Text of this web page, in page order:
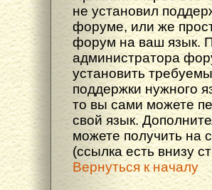
не установил
форуме, или же
форум на ваш язык.
администратора
установить
поддержки нужного
то вы сами можете
свой язык.
можете получить на
(ссылка есть внизу
Вернуться к началу